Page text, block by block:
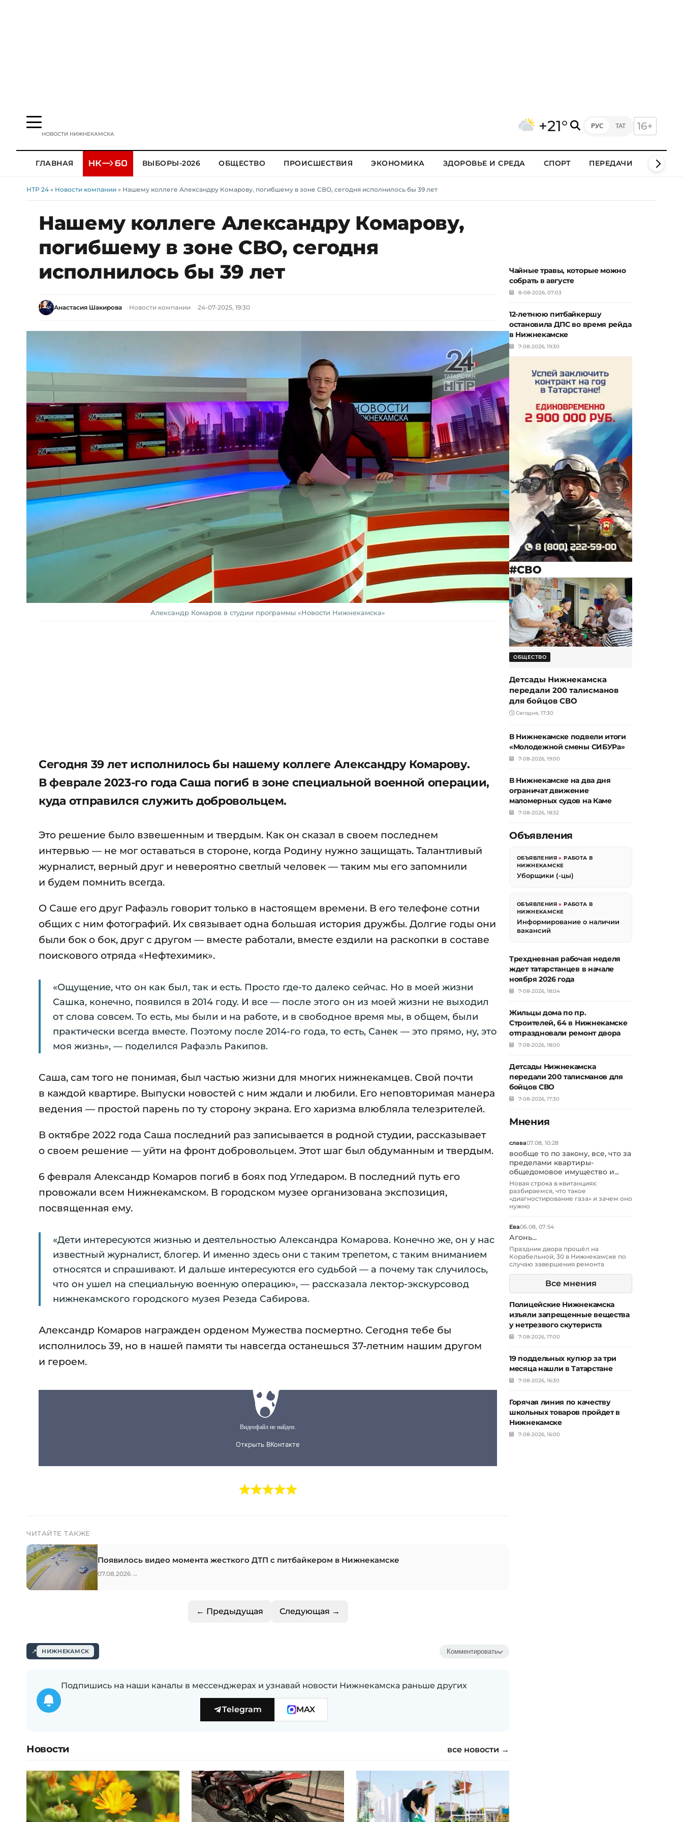
НОВОСТИ НИЖНЕКАМСКА +21° РУС ТАТ 16+
ГЛАВНАЯ ВЫБОРЫ-2026 ОБЩЕСТВО ПРОИСШЕСТВИЯ ЭКОНОМИКА ЗДОРОВЬЕ И СРЕДА СПОРТ ПЕРЕДАЧИ КЛИПЫ
НТР 24 » Новости компании » Нашему коллеге Александру Комарову, погибшему в зоне СВО, сегодня исполнилось бы 39 лет
Нашему коллеге Александру Комарову,
погибшему в зоне СВО, сегодня
исполнилось бы 39 лет
Анастасия Шакирова Новости компании 24-07-2025, 19:30
Александр Комаров в студии программы «Новости Нижнекамска»
Сегодня 39 лет исполнилось бы нашему коллеге Александру Комарову.
В феврале 2023-го года Саша погиб в зоне специальной военной операции,
куда отправился служить добровольцем.
Это решение было взвешенным и твердым. Как он сказал в своем последнем
интервью — не мог оставаться в стороне, когда Родину нужно защищать. Талантливый
журналист, верный друг и невероятно светлый человек — таким мы его запомнили
и будем помнить всегда.
О Саше его друг Рафаэль говорит только в настоящем времени. В его телефоне сотни
общих с ним фотографий. Их связывает одна большая история дружбы. Долгие годы они
были бок о бок, друг с другом — вместе работали, вместе ездили на раскопки в составе
поискового отряда «Нефтехимик».
«Ощущение, что он как был, так и есть. Просто где-то далеко сейчас. Но в моей жизни
Сашка, конечно, появился в 2014 году. И все — после этого он из моей жизни не выходил
от слова совсем. То есть, мы были и на работе, и в свободное время мы, в общем, были
практически всегда вместе. Поэтому после 2014-го года, то есть, Санек — это прямо, ну, это
моя жизнь», — поделился Рафаэль Ракипов.
Саша, сам того не понимая, был частью жизни для многих нижнекамцев. Свой почти
в каждой квартире. Выпуски новостей с ним ждали и любили. Его неповторимая манера
ведения — простой парень по ту сторону экрана. Его харизма влюбляла телезрителей.
В октябре 2022 года Саша последний раз записывается в родной студии, рассказывает
о своем решение — уйти на фронт добровольцем. Этот шаг был обдуманным и твердым.
6 февраля Александр Комаров погиб в боях под Угледаром. В последний путь его
провожали всем Нижнекамском. В городском музее организована экспозиция,
посвященная ему.
«Дети интересуются жизнью и деятельностью Александра Комарова. Конечно же, он у нас
известный журналист, блогер. И именно здесь они с таким трепетом, с таким вниманием
относятся и спрашивают. И дальше интересуются его судьбой — а почему так случилось,
что он ушел на специальную военную операцию», — рассказала лектор-экскурсовод
нижнекамского городского музея Резеда Сабирова.
Александр Комаров награжден орденом Мужества посмертно. Сегодня тебе бы
исполнилось 39, но в нашей памяти ты навсегда останешься 37-летним нашим другом
и героем.
ЧИТАЙТЕ ТАКЖЕ
Появилось видео момента жесткого ДТП с питбайкером в Нижнекамске
07.08.2026 →
← Предыдущая Следующая →
НИЖНЕКАМСК Комментировать
Подпишись на наши каналы в мессенджерах и узнавай новости Нижнекамска раньше других
Telegram MAX
Новости все новости →
Чайные травы, которые можно
собрать в августе
8-08-2026, 07:03
12-летнюю питбайкершу
остановила ДПС во время рейда
в Нижнекамске
7-08-2026, 19:30
#СВО
ОБЩЕСТВО
Детсады Нижнекамска
передали 200 талисманов
для бойцов СВО
Сегодня, 17:30
В Нижнекамске подвели итоги
«Молодежной смены СИБУРа»
7-08-2026, 19:00
В Нижнекамске на два дня
ограничат движение
маломерных судов на Каме
7-08-2026, 18:32
Объявления
ОБЪЯВЛЕНИЯ »РАБОТА В
НИЖНЕКАМСКЕ
Уборщики (-цы)
ОБЪЯВЛЕНИЯ »РАБОТА В
НИЖНЕКАМСКЕ
Информирование о наличии
вакансий
Трехдневная рабочая неделя
ждет татарстанцев в начале
ноября 2026 года
7-08-2026, 18:04
Жильцы дома по пр.
Строителей, 64 в Нижнекамске
отпраздновали ремонт двора
7-08-2026, 18:00
Детсады Нижнекамска
передали 200 талисманов для
бойцов СВО
7-08-2026, 17:30
Мнения
слава07.08, 10:28
вообще то по закону, все, что за
пределами квартиры-
общедомовое имущество и...
Новая строка в квитанциях:
разбираемся, что такое
«диагностирование газа» и зачем оно
нужно
Ева06.08, 07:54
Агонь...
Праздник двора прошёл на
Корабельной, 30 в Нижнекамске по
случаю завершения ремонта
Все мнения
Полицейские Нижнекамска
изъяли запрещенные вещества
у нетрезвого скутериста
7-08-2026, 17:00
19 поддельных купюр за три
месяца нашли в Татарстане
7-08-2026, 16:30
Горячая линия по качеству
школьных товаров пройдет в
Нижнекамске
7-08-2026, 16:00